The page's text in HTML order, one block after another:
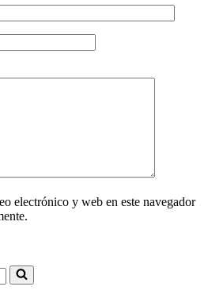
electrónico y web en este navegador